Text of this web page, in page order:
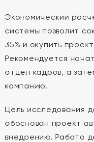
Экономический
системы позволит
35% и окупить
Рекомендуется
отдел кадров, а
компанию.
Цель исследования
обоснован проект
внедрению. Работа